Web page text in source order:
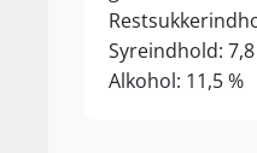
Syreindhold:
Alkohol: 11,5 %